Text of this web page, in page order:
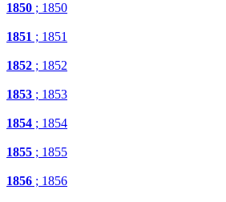
1850 ; 1850
1851 ; 1851
1852 ; 1852
1853 ; 1853
1854 ; 1854
1855 ; 1855
1856 ; 1856